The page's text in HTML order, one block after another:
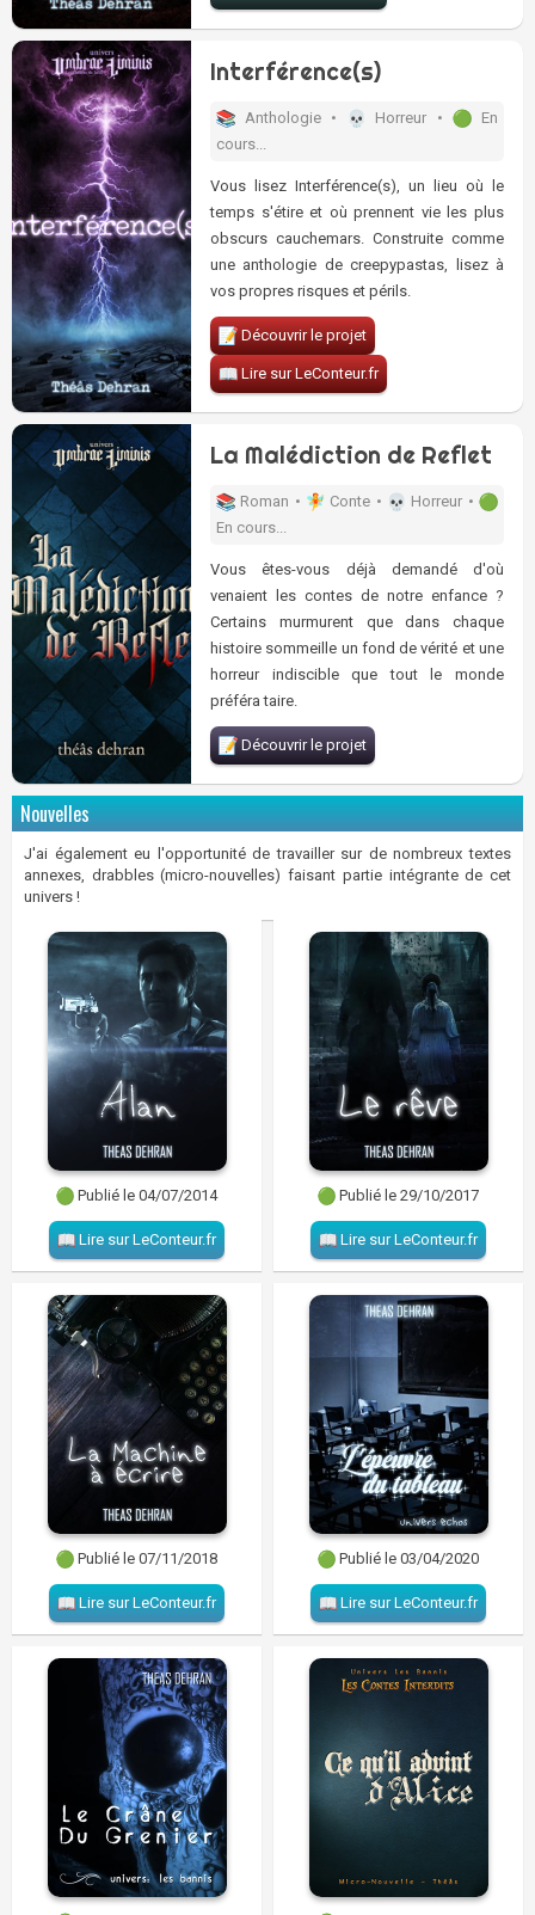
Interférence(s)
Anthologie • Horreur •
En
cours...
Vous lisez Interférence(s), un lieu où le
temps s'étire et où prennent vie les plus
obscurs cauchemars. Construite comme
une anthologie de creepypastas, lisez à
vos propres risques et périls.
Découvrir le projet
Lire sur LeConteur.fr
La Malédiction de Reflet
Roman • Conte •
Horreur •
En cours...
Vous êtes-vous déjà demandé d'où
venaient les contes de notre enfance ?
Certains murmurent que dans chaque
histoire sommeille un fond de vérité et une
horreur indiscible que tout le monde
préféra taire.
Découvrir le projet
Nouvelles
J'ai également eu l'opportunité de travailler sur de nombreux textes
annexes, drabbles (micro-nouvelles) faisant partie intégrante de cet
univers !
Publié le 04/07/2014
Lire sur LeConteur.fr
Publié le 29/10/2017
Lire sur LeConteur.fr
Publié le 07/11/2018
Lire sur LeConteur.fr
Publié le 03/04/2020
Lire sur LeConteur.fr